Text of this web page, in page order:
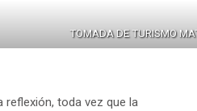
TOMADA DE TURISMO
reflexión, toda vez que la